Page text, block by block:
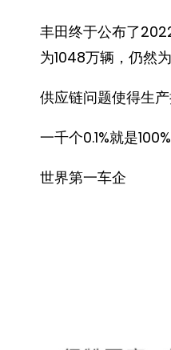
丰田终于公布了
为1048万辆，仍然
供应链问题使得生产
一千个0.1%就是
世界第一车企